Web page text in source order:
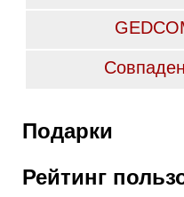
Подарки
Рейтинг